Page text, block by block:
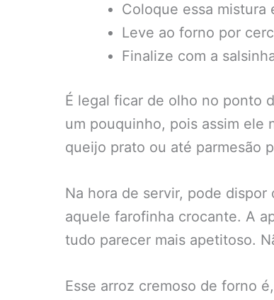
Coloque essa mistura
Leve ao forno por
Finalize com a
É legal ficar de olho no ponto
um pouquinho, pois assim ele
queijo prato ou até parmesão
Na hora de servir, pode dispor
aquele farofinha crocante. A
tudo parecer mais apetitoso.
Esse arroz cremoso de forno